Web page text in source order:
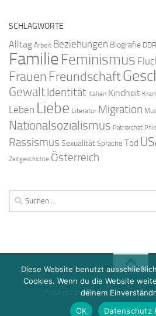
SCHLAGWORTE
Alltag Arbeit Beziehungen Biografie DDR
FamilieFeminismus
Frauen Freundschaft
GewaltIdentität Italien Kindheit
Leben Liebe Literatur Migration
Nationalsozialismus Patriarchat
Rassismus SexualitätSprache Tod
Zeitgeschichte Österreich
Suchen
nach:
Powered by - Entworfen mit
Diese Website benutzt
Cookies. Wenn du die Website
deinem
OK
Datenschutz